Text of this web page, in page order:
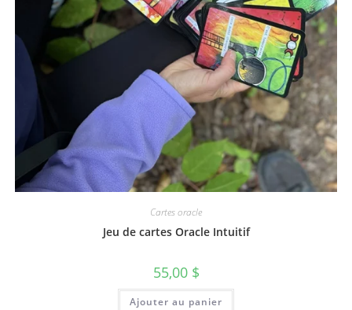
Cartes oracle
Jeu de cartes Oracle Intuitif
55,00 $
Ajouter au panier